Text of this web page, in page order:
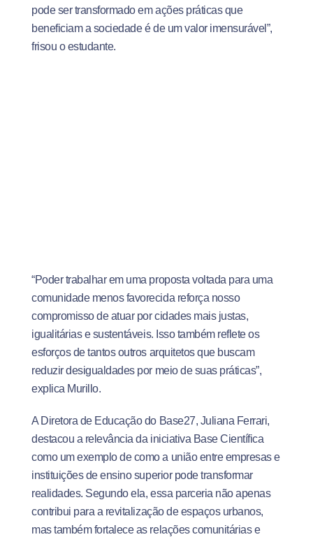
pode ser transformado em ações práticas que
beneficiam a sociedade é de um valor imensurável”,
frisou o estudante.
“Poder trabalhar em uma proposta voltada para uma
comunidade menos favorecida reforça nosso
compromisso de atuar por cidades mais justas,
igualitárias e sustentáveis. Isso também reflete os
esforços de tantos outros arquitetos que buscam
reduzir desigualdades por meio de suas práticas”,
explica Murillo.
A Diretora de Educação do Base27, Juliana Ferrari,
destacou a relevância da iniciativa Base Científica
como um exemplo de como a união entre empresas e
instituições de ensino superior pode transformar
realidades. Segundo ela, essa parceria não apenas
contribui para a revitalização de espaços urbanos,
mas também fortalece as relações comunitárias e